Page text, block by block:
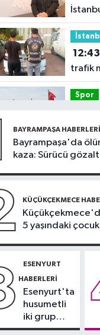
12:43
trafik
oldu:
Spor
Lig'de
Sağlık
11:28Türkiye'nin en iyi
11:22Adadan, adaya
BAYRAMPAŞA HABERLERI
Bayrampaşa'da
kaza: Sürücü
KÜÇÜKÇEKMECE
5 yaşındaki
ESENYURT
HABERLERI
Esenyurt'ta
husumetli
iki grup
arasında